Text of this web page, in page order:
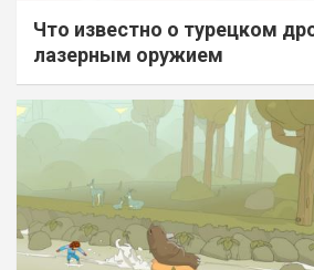
Что известно о турецком
лазерным оружием